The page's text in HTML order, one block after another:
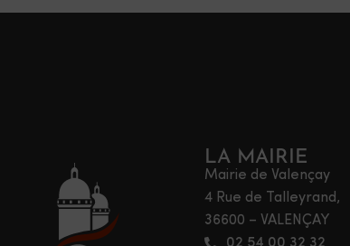
LA MAIRIE
Mairie de Valençay
4 Rue de Talleyrand,
36600 – VALENÇAY